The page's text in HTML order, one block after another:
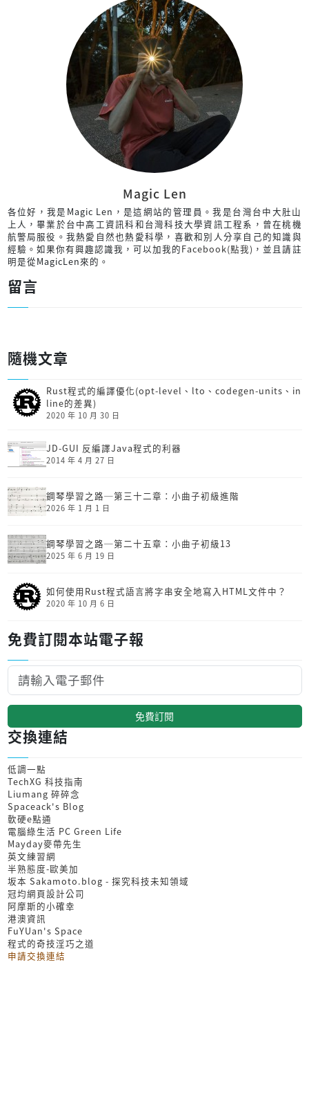
Magic Len
各位好，我是Magic Len，是這網站的管理員。我是台灣台中大肚山
上人，畢業於台中高工資訊科和台灣科技大學資訊工程系，曾在桃機
航警局服役。我熱愛自然也熱愛科學，喜歡和別人分享自己的知識與
經驗。如果你有興趣認識我，可以加我的Facebook(點我) ，並且請註
明是從MagicLen來的。
留言
隨機文章
Rust程式的編譯優化(opt-level、lto、codegen-units、in
line的差異)
2020 年 10 月 30 日
JD-GUI 反編譯Java程式的利器
2014 年 4 月 27 日
鋼琴學習之路─第三十二章：小曲子初級進階
2026 年 1 月 1 日
鋼琴學習之路─第二十五章：小曲子初級13
2025 年 6 月 19 日
如何使用Rust程式語言將字串安全地寫入HTML文件中？
2020 年 10 月 6 日
免費訂閱本站電子報
免費訂閱
交換連結
低調一點
TechXG 科技指南
Liumang 碎碎念
Spaceack's Blog
軟硬e點通
電腦綠生活 PC Green Life
Mayday麥帶先生
英文練習網
半熟態度-歐美加
坂本 Sakamoto.blog - 探究科技未知領域
冠均網頁設計公司
阿摩斯的小確幸
港澳資訊
FuYUan's Space
程式的奇技淫巧之道
申請交換連結